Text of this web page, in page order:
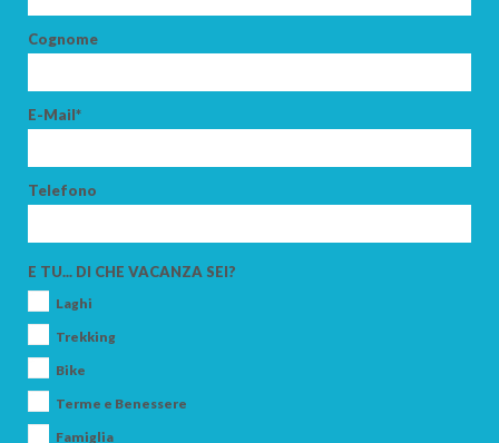
BAMBINI
Cognome
E-Mail*
Telefono
E TU... DI CHE VACANZA SEI?
Laghi
Trekking
Bike
Terme e Benessere
Famiglia